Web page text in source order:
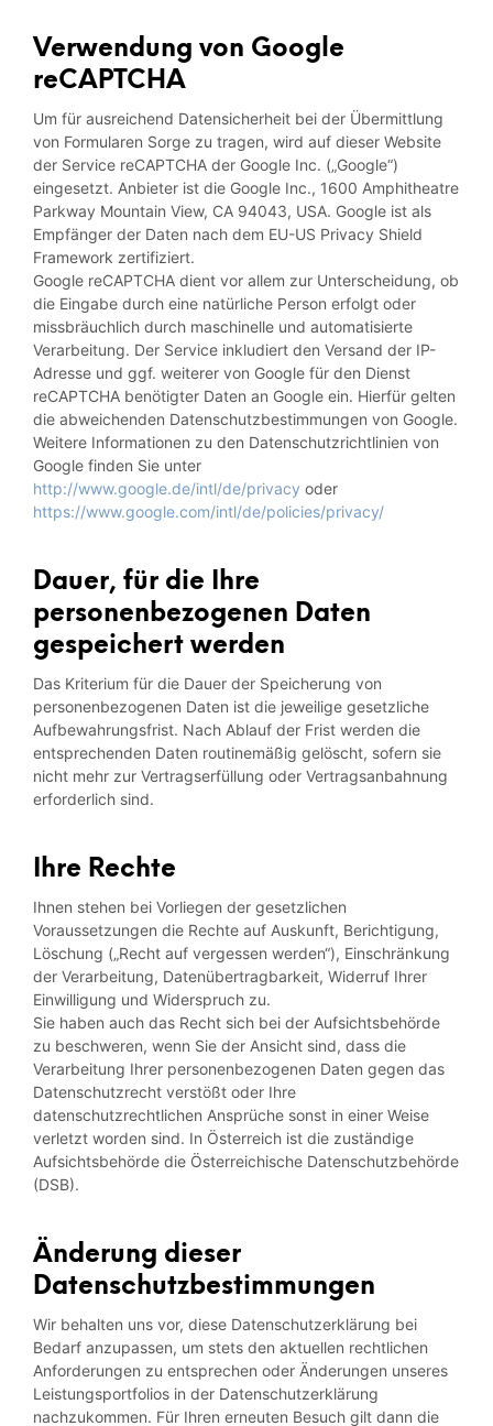
Verwendung von Google
reCAPTCHA
Um für ausreichend Datensicherheit bei der Übermittlung
von Formularen Sorge zu tragen, wird auf dieser Website
der Service reCAPTCHA der Google Inc. („Google“)
eingesetzt. Anbieter ist die Google Inc., 1600 Amphitheatre
Parkway Mountain View, CA 94043, USA. Google ist als
Empfänger der Daten nach dem EU-US Privacy Shield
Framework zertifiziert.
Google reCAPTCHA dient vor allem zur Unterscheidung, ob
die Eingabe durch eine natürliche Person erfolgt oder
missbräuchlich durch maschinelle und automatisierte
Verarbeitung. Der Service inkludiert den Versand der IP-
Adresse und ggf. weiterer von Google für den Dienst
reCAPTCHA benötigter Daten an Google ein. Hierfür gelten
die abweichenden Datenschutzbestimmungen von Google.
Weitere Informationen zu den Datenschutzrichtlinien von
Google finden Sie unter
http://www.google.de/intl/de/privacy oder
https://www.google.com/intl/de/policies/privacy/
Dauer, für die Ihre
personenbezogenen Daten
gespeichert werden
Das Kriterium für die Dauer der Speicherung von
personenbezogenen Daten ist die jeweilige gesetzliche
Aufbewahrungsfrist. Nach Ablauf der Frist werden die
entsprechenden Daten routinemäßig gelöscht, sofern sie
nicht mehr zur Vertragserfüllung oder Vertragsanbahnung
erforderlich sind.
Ihre Rechte
Ihnen stehen bei Vorliegen der gesetzlichen
Voraussetzungen die Rechte auf Auskunft, Berichtigung,
Löschung („Recht auf vergessen werden“), Einschränkung
der Verarbeitung, Datenübertragbarkeit, Widerruf Ihrer
Einwilligung und Widerspruch zu.
Sie haben auch das Recht sich bei der Aufsichtsbehörde
zu beschweren, wenn Sie der Ansicht sind, dass die
Verarbeitung Ihrer personenbezogenen Daten gegen das
Datenschutzrecht verstößt oder Ihre
datenschutzrechtlichen Ansprüche sonst in einer Weise
verletzt worden sind. In Österreich ist die zuständige
Aufsichtsbehörde die Österreichische Datenschutzbehörde
(DSB).
Änderung dieser
Datenschutzbestimmungen
Wir behalten uns vor, diese Datenschutzerklärung bei
Bedarf anzupassen, um stets den aktuellen rechtlichen
Anforderungen zu entsprechen oder Änderungen unseres
Leistungsportfolios in der Datenschutzerklärung
nachzukommen. Für Ihren erneuten Besuch gilt dann die